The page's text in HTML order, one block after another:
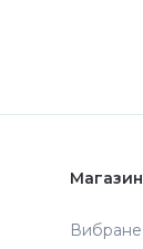
Магазин
Вибране